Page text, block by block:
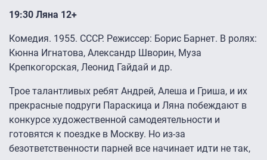
19:30 Ляна 12+
Комедия. 1955. СССР. Режиссер: Борис Барнет. В ролях:
Кюнна Игнатова, Александр Шворин, Муза
Крепкогорская, Леонид Гайдай и др.
Трое талантливых ребят Андрей, Алеша и Гриша, и их
прекрасные подруги Параскица и Ляна побеждают в
конкурсе художественной самодеятельности и
готовятся к поездке в Москву. Но из-за
безответственности парней все начинает идти не так,